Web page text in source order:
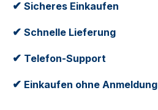
✔ Sicheres Einkaufen
✔ Schnelle Lieferung
✔ Telefon-Support
✔ Einkaufen ohne Anmeldung